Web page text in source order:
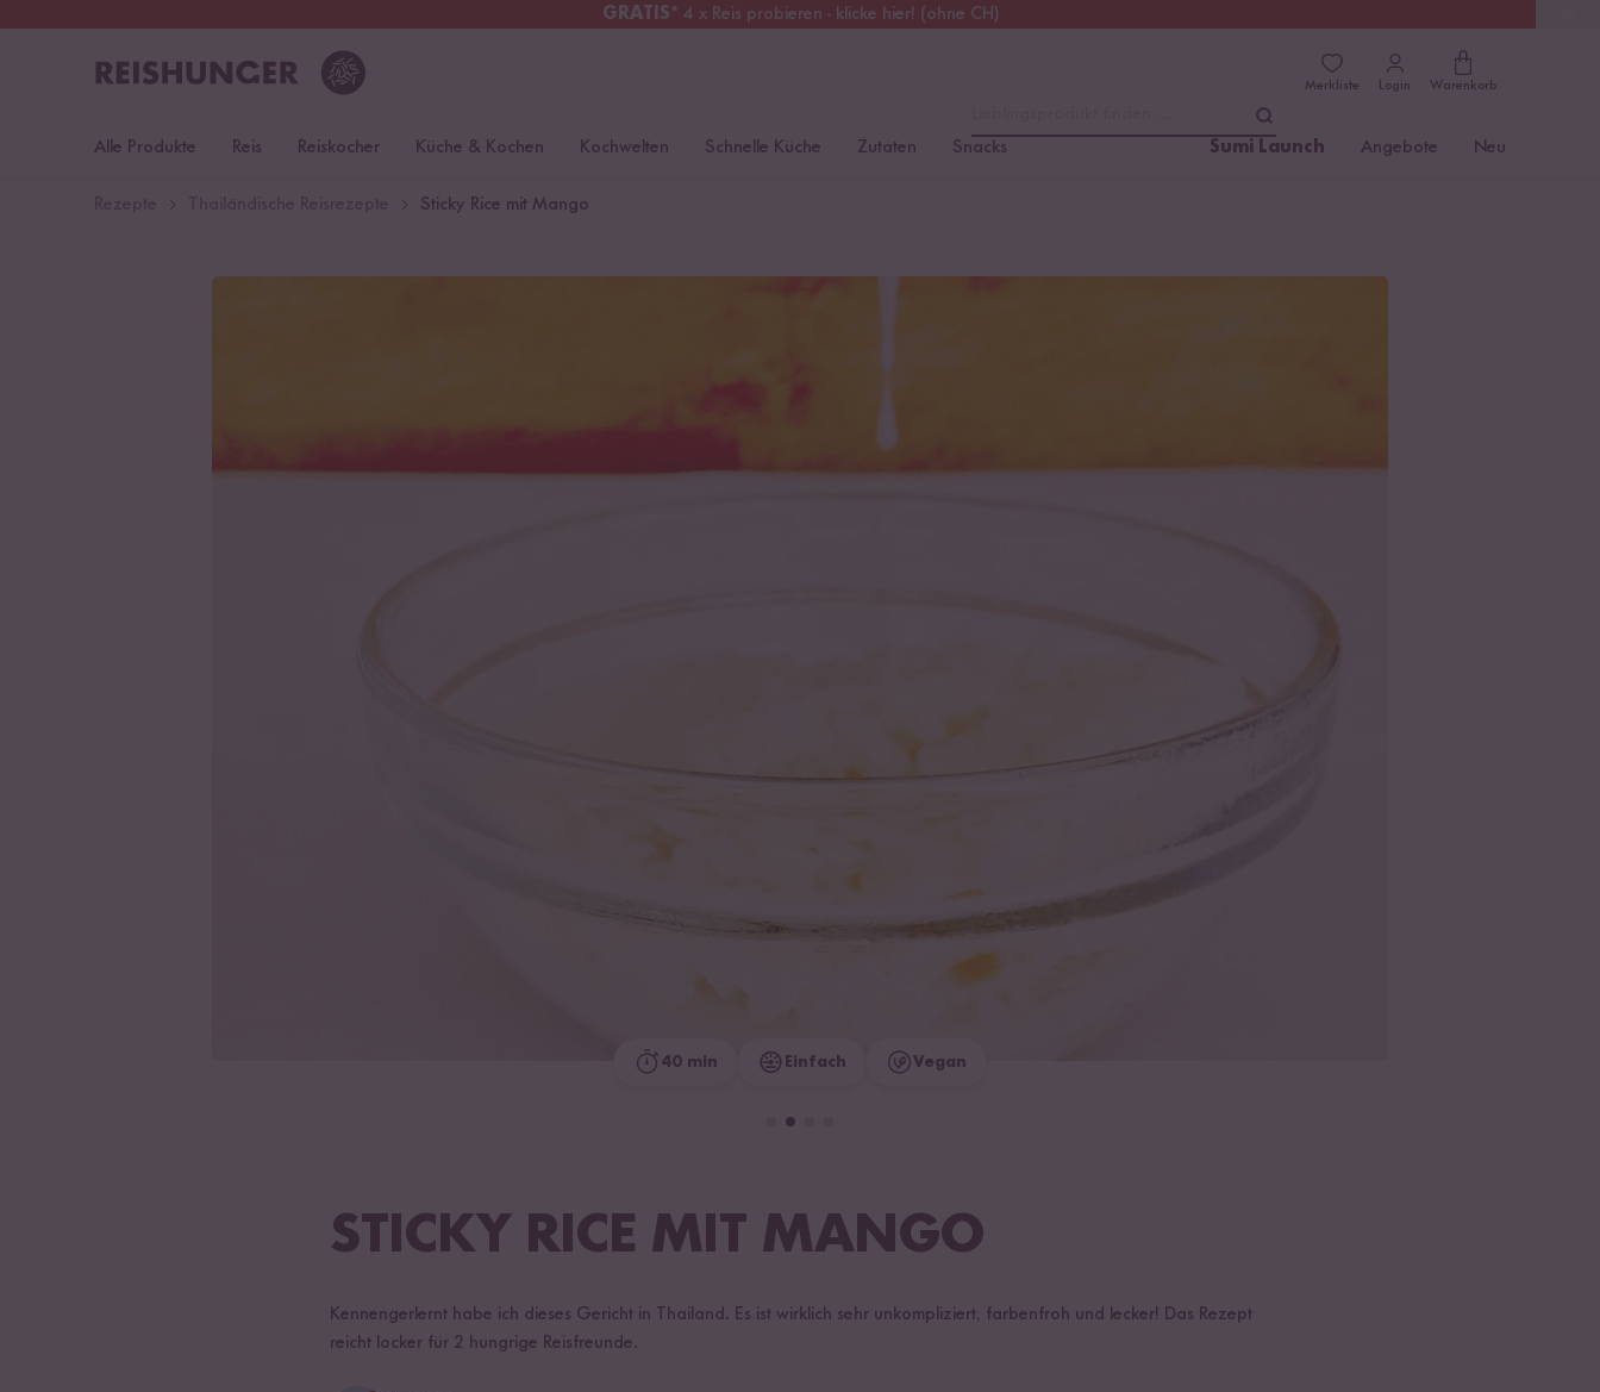
GRATIS* 4 x Reis probieren - klicke hier! (ohne CH)
Alle Zölle & Steuern inklusive
Merkliste Login Warenkorb
Alle Produkte Reis Reiskocher Küche & Kochen Kochwelten Schnelle Küche Zutaten Snacks Sumi Launch Angebote Neu
Sticky Rice mit Mango
40 min Einfach Vegan
STICKY RICE MIT MANGO
Kennengerlernt habe ich dieses Gericht in Thailand. Es ist wirklich sehr unkompliziert, farbenfroh und lecker! Das Rezept
reicht locker für 2 hungrige Reisfreunde.